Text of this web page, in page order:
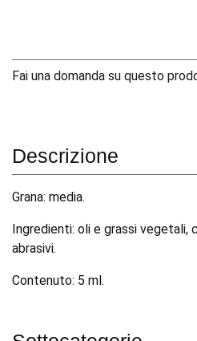
Fai una domanda su questo
Descrizione
Grana: media.
Ingredienti: oli e grassi vegetali,
abrasivi.
Contenuto: 5 ml.